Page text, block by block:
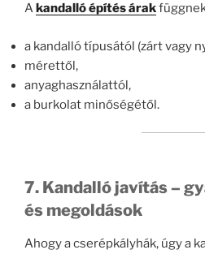
Akandalló építés árak
a kandalló típusától (zárt vagy
mérettől,
anyaghasználattól,
a burkolat minőségétől.
7. Kandalló javítás –
és megoldások
Ahogy a cserépkályhák, úgy a